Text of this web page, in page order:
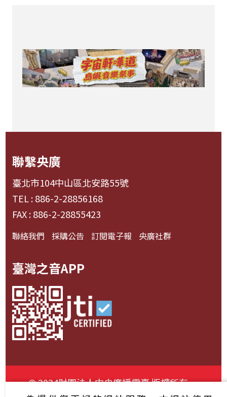
聯繫央廣
臺北市104中山區北安路55號
TEL : 886-2-28856168
FAX : 886-2-28855423
聯絡我們 採購公告 訂閱電子報 央廣社群
臺灣之音APP
© 2024財團法人中央廣播電臺 版權所有